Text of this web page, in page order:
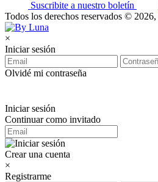
Suscribite a nuestro boletín
Todos los derechos reservados ©
×
Iniciar sesión
Olvidé mi contraseña
Iniciar sesión
Continuar como invitado
Crear una cuenta
×
Registrarme